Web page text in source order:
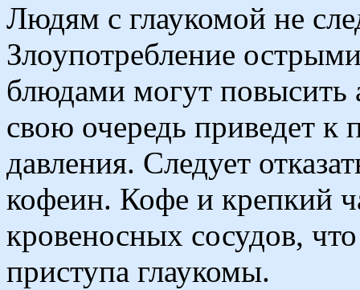
Людям с глаукомой не
Злоупотребление
блюдами могут повысить
свою очередь приведет
давления. Следует
кофеин. Кофе и крепкий
кровеносных сосудов,
приступа глаукомы.